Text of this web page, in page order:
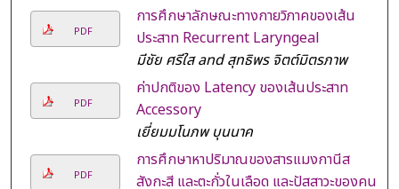
PDF
การศึกษาลักษณะทางกายวิภาคของเส้น
ประสาท Recurrent Laryngeal
มีชัย ศรีใส and สุทธิพร จิตต์มิตรภาพ
PDF
ค่าปกติของ Latency ของเส้นประสาท
Accessory
เยี่ยมมโนภพ บุนนาค
PDF
การศึกษาหาปริมาณของสารแมงกานีส
สังกะสี และตะกั่วในเลือด และปัสสาวะของคน